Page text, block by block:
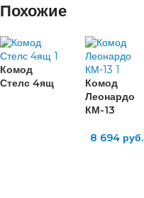
Похожие
Комод
Стелс 4ящ
Комод
Леонардо
КМ-13
8 694руб.